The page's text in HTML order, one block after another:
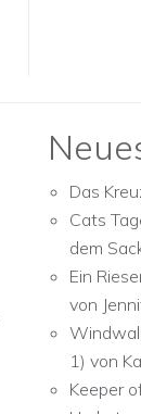
Das
Cats
dem
Ein
von
1) von
Keeper